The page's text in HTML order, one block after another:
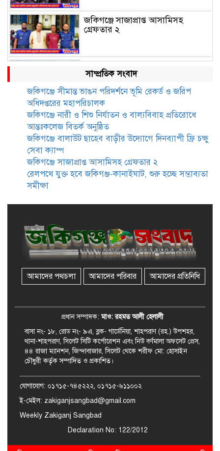
জকিগঞ্জে সাজাপ্রাপ্ত আসামিসহ
গ্রেফতার ২
রেলপথে যুক্ত হবে জকিগঞ্জ-কানাইঘাট,
শুরু হচ্ছে সম্ভাব্যতা সমীক্ষা
সাবেক এমপি হাফিজ আহমদ
মজুমদার কি আত্মগোপনে? ভাইরাল
ছবি ঘিরে আলোচনা!
ভাতা পেতে টাকা লাগে না, জকিগঞ্জে
সমাজসেবা কর্মকর্তার গুরুত্বপূর্ণ বার্তা
জকিগঞ্জে সরকারি পাঁচ ভাতার আবেদন
জকিগঞ্জে সুরমা নদীর বালুমহালে
মোবাইল কোর্ট পরিচালনা করলেন
ইউএনও: সরেজমিনে অভিযোগের
সত্যতা মেলেনি
একজন গ্রেপ্তার
সাম্প্রতিক সংবাদ
জকিগঞ্জে সীমান্ত ভাঙন পরিদর্শনে ভূমি রেকর্ড ও জরিপ
অধিদপ্তরের মহাপরিচালক
জকিগঞ্জে নারী ও শিশু নির্যাতন ও বাল্যবিবাহ প্রতিরোধে
আন্তঃকলেজ বিতর্ক অনুষ্ঠিত
জকিগঞ্জে বালাউট ছাহেব বাড়ীর উদ্যোগে দিনব্যাপী ফ্রি চক্ষু
সেবা ক্যাম্প
জকিগঞ্জে সাজাপ্রাপ্ত আসামিসহ গ্রেফতার ২
রেলপথে যুক্ত হবে জকিগঞ্জ-কানাইঘাট, শুরু হচ্ছে সম্ভাব্যতা
সমীক্ষা
আমাদের পথচলা আমাদের পরিবার আমাদের প্রতিনিধি
প্রধান সম্পাদক:মাও: রহমত আলী হেলালী
বাসা নং- ১৮, রোড নং- ৯এ, ব্লক- গার্ডেনিয়া, শাহপরাণ (রহ.) উপশহর,
থানা-শাহপরাণ, সিলেট সিটি কর্পোরেশন এবং নিউ বর্ণমালা অফসেট প্রেস,
৪৪ রাজা ম্যানশন, জিন্দাবাজার, সিলেট থেকে শরীফ মো: হোসাইন
চৌধুরী কর্তৃক সম্পাদিত ও প্রকাশিত।
যোগাযোগ: ০১৭১৫-৭৪৫২২২, ০১৭১৫-৬১১০০২
ই-মেইল: zakiganjsangbad@gmail.com
Weekly Zakiganj Sangbad
Declaration No: 122/2012